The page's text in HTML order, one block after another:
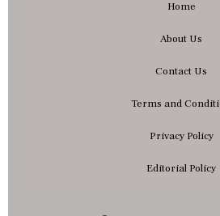
Home
About Us
Contact Us
Terms and
Privacy Policy
Editorial Policy